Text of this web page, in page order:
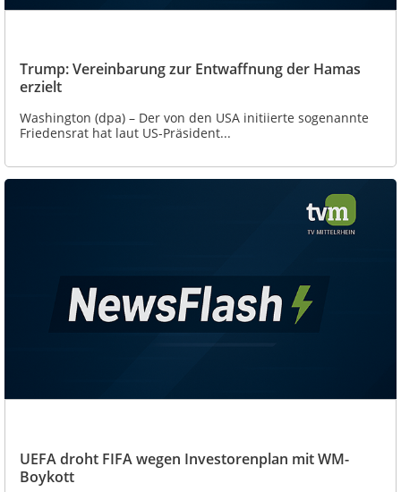
Trump: Vereinbarung zur Entwaffnung der Hamas
erzielt
Washington (dpa) – Der von den USA initiierte sogenannte
Friedensrat hat laut US-Präsident...
UEFA droht FIFA wegen Investorenplan mit WM-
Boykott